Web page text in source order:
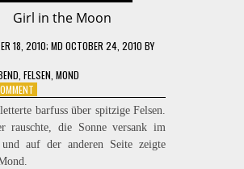
Girl in the Moon
18, 2010; MD OCTOBER 24, 2010 BY
FELSEN MOND
ON
GIRL
IN
THE
MOON
barfuss über spitzige Felsen.
rauschte, die Sonne versank im
auf der anderen Seite zeigte